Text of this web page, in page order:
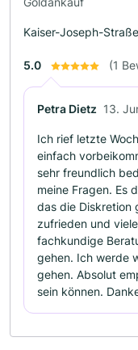
Kaiser-Joseph-
5.0 (1
Petra Dietz 13.
Ich rief letzte
einfach
sehr freundlich
meine Fragen. Es
das die Diskretion
zufrieden und
fachkundige
gehen. Ich werde
gehen. Absolut
sein können.